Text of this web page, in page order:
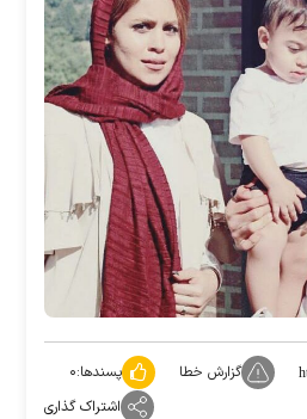
گزارش خطا پسندها:۰
اشتراک گذاری